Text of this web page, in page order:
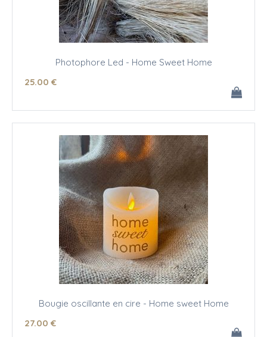
Photophore Led - Home Sweet Home
25.00 €
Bougie oscillante en cire - Home sweet Home
27.00 €